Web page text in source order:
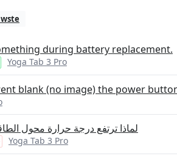
during battery replacement.
Yoga Tab 3 Pro
blank (no image) the power
لماذا ترتفع درجة حرارة محول
Yoga Tab 3 Pro